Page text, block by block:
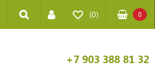
(0) 0
+7 903 388 81 32